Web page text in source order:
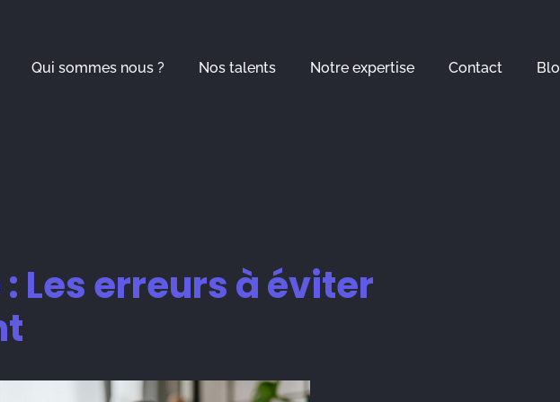
Qui sommes nous ? Nos talents Notre expertise Contact
Les erreurs à éviter